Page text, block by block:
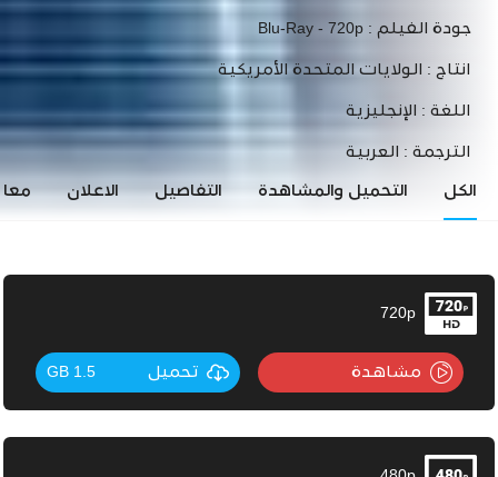
جودة الفيلم : Blu-Ray - 720p
انتاج : الولايات المتحدة الأمريكية
اللغة : الإنجليزية
الترجمة : العربية
الكل التحميل والمشاهدة التفاصيل الاعلان
720p
مشاهدة تحميل 1.5 GB